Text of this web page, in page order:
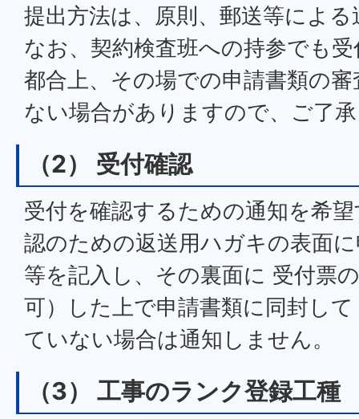
提出方法は、原則、郵送等によ
なお、契約検査班への持参でも
都合上、その場での申請書類の
ない場合がありますので、ご了
（2） 受付確認
受付を確認するための通知を希
認のための返送用ハガキの表面
等を記入し、その裏面に 受付票
可）した上で申請書類に同封し
ていない場合は通知しません。
（3） 工事のランク登録工種